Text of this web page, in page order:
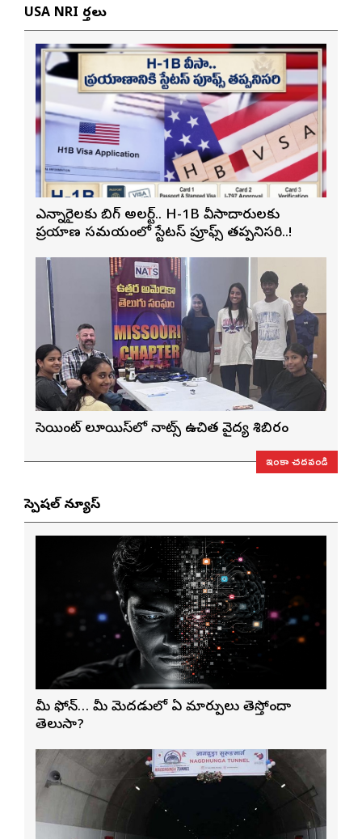
USA NRI వార్తలు
ఎన్నారైలకు బిగ్ అలర్ట్.. H-1B వీసాదారులకు
ప్రయాణ సమయంలో స్టేటస్ ప్రూఫ్స్ తప్పనిసరి..!
సెయింట్ లూయిస్‌లో నాట్స్ ఉచిత వైద్య శిబిరం
ఇంకా చదవండి
స్పెషల్ న్యూస్
మీ ఫోన్… మీ మెదడులో ఏ మార్పులు తెస్తోందా
తెలుసా?